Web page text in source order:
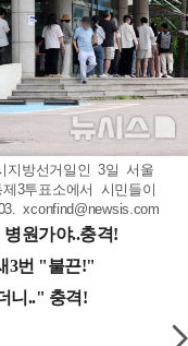
지방선거일인 3일 서울
3투표소에서 시민들이
xconfind@newsis.com